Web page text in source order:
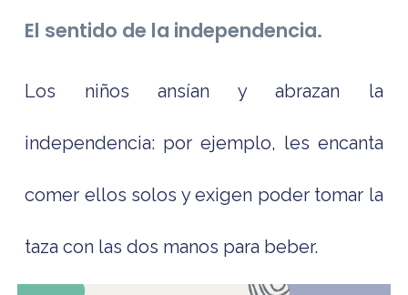
El sentido de la independencia.
Los niños ansían y abrazan la
independencia: por ejemplo, les encanta
comer ellos solos y exigen poder tomar la
taza con las dos manos para beber.